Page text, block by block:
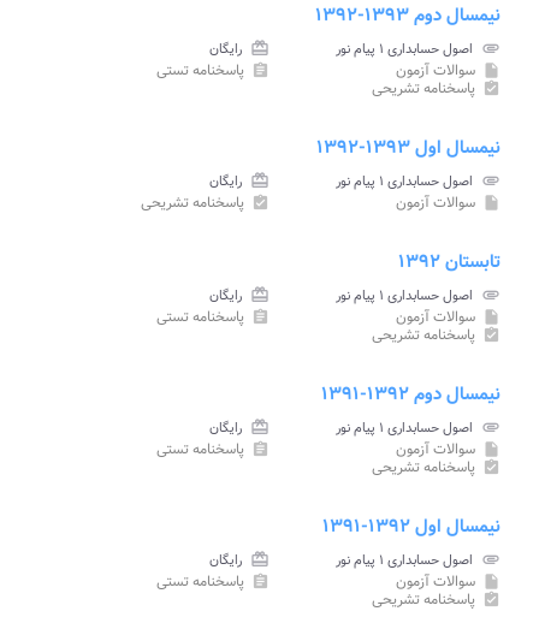
نیمسال دوم ۱۳۹۳-۱۳۹۲
attachment اصول حسابداری ۱ پیام نور card_giftcard رایگان
insert_drive_file سوالات آزمون assignment پاسخنامه تستی
assignment_turned_in پاسخنامه تشریحی
نیمسال اول ۱۳۹۳-۱۳۹۲
attachment اصول حسابداری ۱ پیام نور card_giftcard رایگان
insert_drive_file سوالات آزمون assignment_turned_in پاسخنامه تشریحی
تابستان ۱۳۹۲
attachment اصول حسابداری ۱ پیام نور card_giftcard رایگان
insert_drive_file سوالات آزمون assignment پاسخنامه تستی
assignment_turned_in پاسخنامه تشریحی
نیمسال دوم ۱۳۹۲-۱۳۹۱
attachment اصول حسابداری ۱ پیام نور card_giftcard رایگان
insert_drive_file سوالات آزمون assignment پاسخنامه تستی
assignment_turned_in پاسخنامه تشریحی
نیمسال اول ۱۳۹۲-۱۳۹۱
attachment اصول حسابداری ۱ پیام نور card_giftcard رایگان
insert_drive_file سوالات آزمون assignment پاسخنامه تستی
assignment_turned_in پاسخنامه تشریحی